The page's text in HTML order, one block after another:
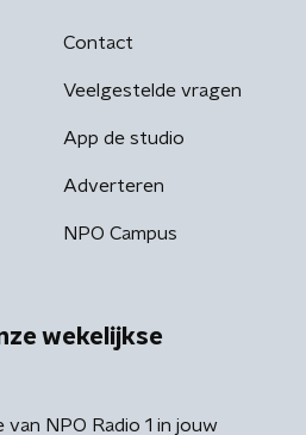
Contact
Veelgestelde vragen
App de studio
Adverteren
NPO Campus
wekelijkse
NPO Radio 1 in jouw